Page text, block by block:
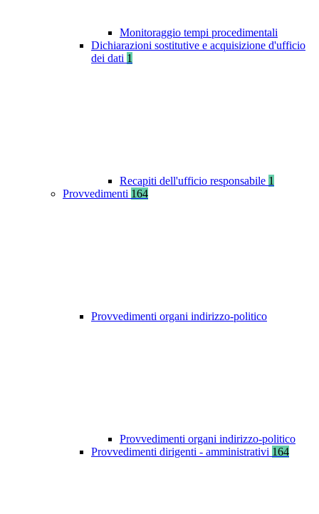
Monitoraggio tempi procedimentali
Dichiarazioni sostitutive e acquisizione d'ufficio
dei dati 1
Recapiti dell'ufficio responsabile 1
Provvedimenti 164
Provvedimenti organi indirizzo-politico
Provvedimenti organi indirizzo-politico
Provvedimenti dirigenti - amministrativi 164